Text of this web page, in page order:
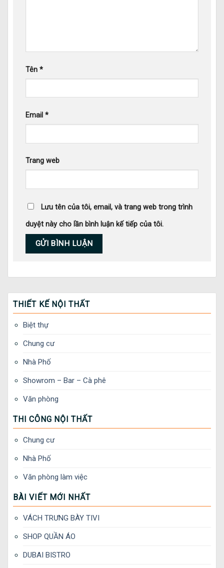
Tên *
Email *
Trang web
Lưu tên của tôi, email, và trang web trong trình
duyệt này cho lần bình luận kế tiếp của tôi.
THIẾT KẾ NỘI THẤT
Biệt thự
Chung cư
Nhà Phố
Showrom – Bar – Cà phê
Văn phòng
THI CÔNG NỘI THẤT
Chung cư
Nhà Phố
Văn phòng làm việc
BÀI VIẾT MỚI NHẤT
VÁCH TRƯNG BÀY TIVI
SHOP QUẦN ÁO
DUBAI BISTRO